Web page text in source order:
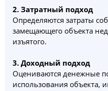
2. Затратный подход
Определяются затраты
замещающего объекта
изъятого.
3. Доходный подход
Оцениваются денежные
использования объекта,